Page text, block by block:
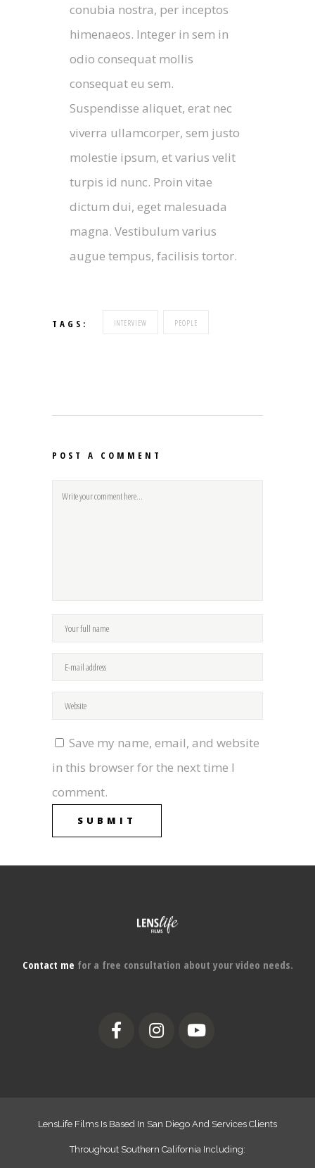
conubia nostra, per inceptos
himenaeos. Integer in sem in
odio consequat mollis
consequat eu sem.
Suspendisse aliquet, erat nec
viverra ullamcorper, sem justo
molestie ipsum, et varius velit
turpis id nunc. Proin vitae
dictum dui, eget malesuada
magna. Vestibulum varius
augue tempus, facilisis tortor.
TAGS: INTERVIEW PEOPLE
POST A COMMENT
Save my name, email, and website
in this browser for the next time I
comment.
Contact me for a free consultation about your video needs.
LensLife Films Is Based In San Diego And Services Clients
Throughout Southern California Including: